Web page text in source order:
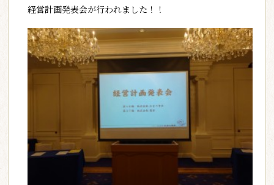
経営計画発表会が行われました！！